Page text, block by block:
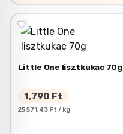
Little One lisztkukac 70g
1,790 Ft
25 571,43 Ft / kg